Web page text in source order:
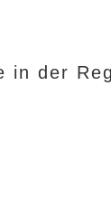
in der